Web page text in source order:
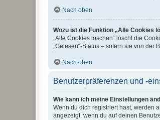
Nach oben
Wozu ist die Funktion „Alle Cookies
„Alle Cookies löschen“ löscht die
„Gelesen“-Status – sofern sie von
Nach oben
Benutzerpräferenzen und -
Wie kann ich meine Einstellungen
Wenn du dich registriert hast, werden
angezeigt, wenn du auf deinen